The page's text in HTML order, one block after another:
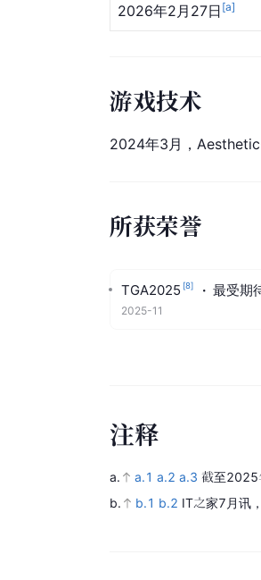
2026年2月27日 [a]
游戏技术
2024年3月，
所获荣誉
TGA2025 [8] · 最受期
2025-11
注释
a. a.1 a.2 a.3 截至
b.
b.1 b.2 IT之家7月讯